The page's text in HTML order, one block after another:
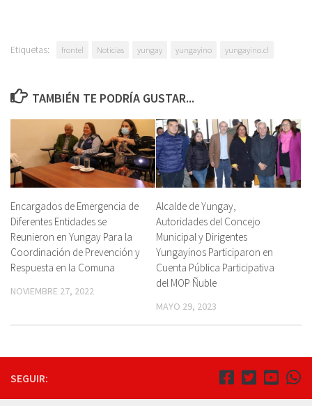
Etiquetas: frontel Noticias yungay yungayino yungayino.cl
TAMBIÉN TE PODRÍA GUSTAR...
Encargados de Emergencia de
Diferentes Entidades se
Reunieron en Yungay Para la
Coordinación de Prevención y
Respuesta en la Comuna
NOVIEMBRE 27, 2022
Alcalde de Yungay,
Autoridades del Concejo
Municipal y Dirigentes
Yungayinos Participaron en
Cuenta Pública Participativa
del MOP Ñuble
MAYO 29, 2023
SEGUIR: